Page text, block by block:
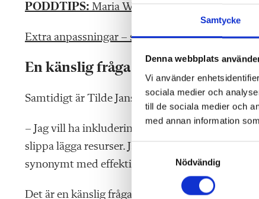
Samtycke
Denna webbplats
Vi använder
sociala medier och
till de sociala medier och
med annan information
Nödvändig
PODDTIPS: Maria Wiman om första tiden
Extra anpassningar – så får du det att funka
En känslig fråga
Samtidigt är Tilde Jansson orolig för hur hon
– Jag vill ha inkludering, och tanken med extra
slippa lägga resurser. Jag tror inte att man
synonymt med effektivisering. Det är lättare att
Det är en känslig fråga.